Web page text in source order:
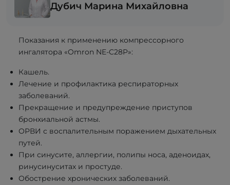
Дубич Марина Михайловна
Показания к применению компрессорного
ингалятора «Omron NE-C28P»:
Кашель.
Лечение и профилактика респираторных
заболеваний.
Прекращение и предупреждение приступов
бронхиальной астмы.
ОРВИ с воспалительным поражением дыхательных
путей.
При синусите, аллергии, полипы носа, аденоидах,
ринусинуситах и простуде.
Обострение хронических заболеваний.